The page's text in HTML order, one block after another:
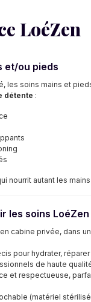
LoéZen
et/ou pieds
les soins mains et
détente :
nourrit autant les
les soins LoéZen
cabine privée, dans
pour hydrater,
de haute
et respectueuse,
(matériel